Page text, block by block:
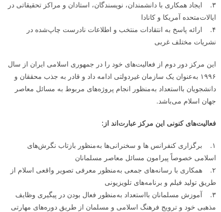
۳. ایجاد همکاری با دانشمندان، نویسندگان، استادان و مراکز تحقیقاتی در
ایالات‌متحده آمریکا و کانادا
۴. ارائه پاسخ به انتقادات منتخب و اطلاعات نادرست چاپ‌شده در
نشریات مختلف غربی
این مرکز دور دوم از فعالیت‌های خود را در جمهوری اسلامی ایران از سال
۱۹۹۶ به‌عنوان یک سازمان غیردولتی ادامه داد و قادر به جذب محققان و
دانشجویان بااستعداد به‌منظور انجام پروژه‌های مربوط به مسائل معاصر
جهان اسلام می‌باشد.
فعالیت‌های کنونی این مرکز عبارت‌اند از:
۱. برگزاری کنفرانس ها و سخنرانی‌ها به‌منظور بازتاب نگرش‌های
اسلامی خصوصاً پیرامون مسائل معاصر مسلمانان
۲. همکاری با رسانه‌های جمعی به‌منظور معرفی تصویر واقعی اسلام از
طریق تولید فیلم و برنامه‌های تلویزیونی
۳. آموزش مسلمانان بااستعداد به‌منظور فعال بودن در پیگیری وظایف
مذهبی خود و ترویج فرهنگ اسلامی و مسلمان از طریق دوره‌های مهارتی